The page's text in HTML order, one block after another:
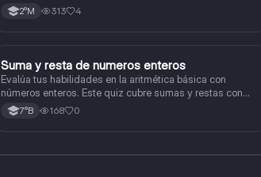
2°M 313 4
SMatemáticas
Suma y resta de numeros enteros
Evalúa tus habilidades en la aritmética básica con
números enteros. Este quiz cubre sumas y restas con
números positivos y negativos.
7°B 168 0